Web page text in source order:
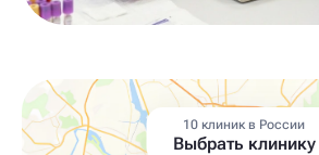
10 клиник в России
Выбрать клинику